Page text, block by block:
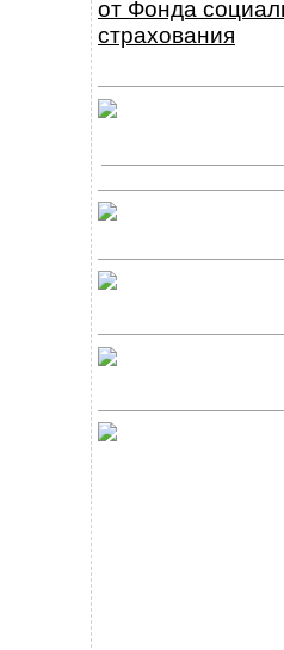
от Фонда
страхования